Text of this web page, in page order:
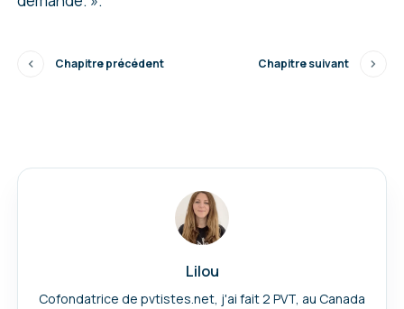
Chapitre précédent Chapitre suivant
Lilou
Cofondatrice de pvtistes.net, j'ai fait 2 PVT, au Canada